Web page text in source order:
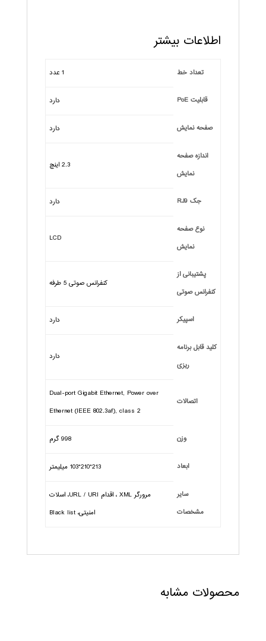
اطلاعات بیشتر
تعداد خط 1 عدد
قابلیت PoE دارد
صفحه نمایش دارد
اندازه صفحه
نمایش
2.3 اینچ
جک RJ9 دارد
نوع صفحه
نمایش
LCD
پشتیبانی از
کنفرانس صوتی
کنفرانس صوتی 5 طرفه
اسپیکر دارد
کلید قابل برنامه
ریزی
دارد
اتصالات
Dual-port Gigabit Ethernet, Power over
Ethernet (IEEE 802.3af), class 2
وزن 998 گرم
ابعاد 213*210*103 میلیمتر
سایر
مشخصات
مرورگر XML ، اقدام URL / URI، اسلات
امنیتی، Black list
محصولات مشابه